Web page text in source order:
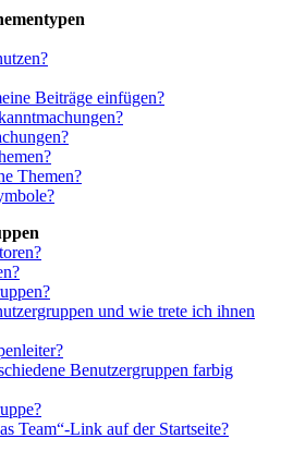
Beiträge einfügen?
Themen?
und wie trete ich ihnen
Benutzergruppen farbig
Team“-Link auf der Startseite?